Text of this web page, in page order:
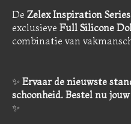
De Zelex Inspiration Series
exclusieve Full Silicone
combinatie van
✨ Ervaar de nieuwste
schoonheid. Bestel nu
✨